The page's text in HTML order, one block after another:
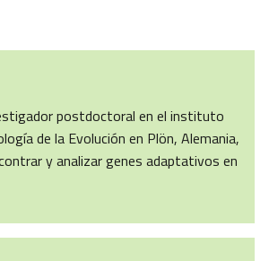
postdoctoral en el instituto
de la Evolución en Plön, Alemania,
y analizar genes adaptativos en